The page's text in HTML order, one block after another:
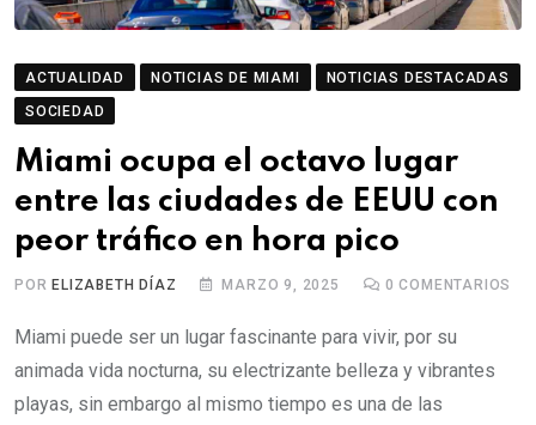
ACTUALIDAD NOTICIAS DE MIAMI
NOTICIAS DESTACADAS
SOCIEDAD
Miami ocupa el octavo lugar
entre las ciudades de EEUU con
peor tráfico en hora pico
POR ELIZABETH DÍAZ MARZO 9, 2025 0 COMENTARIOS
Miami puede ser un lugar fascinante para vivir, por su
animada vida nocturna, su electrizante belleza y vibrantes
playas, sin embargo al mismo tiempo es una de las